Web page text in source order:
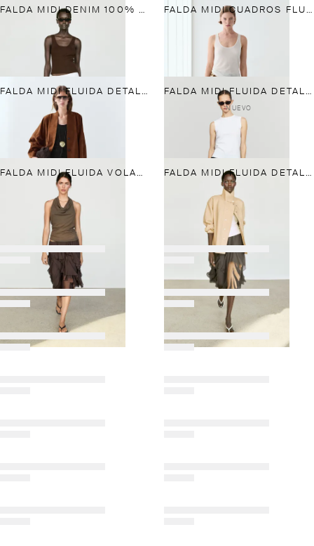
FALDA MIDI DENIM 100% LINO FALDA MIDI CUADROS FLUIDA TOTAL LOOK
FALDA MIDI FLUIDA DETALLE PANELES FALDA MIDI FLUIDA DETALLE PANELES ASIMÉTRICOS
NUEVO
FALDA MIDI FLUIDA VOLANTES FALDA MIDI FLUIDA DETALLE VOLANTES